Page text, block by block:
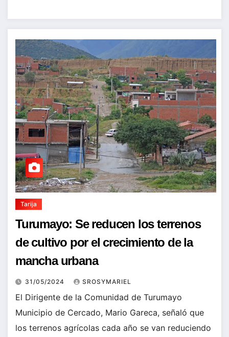
Tarija
Turumayo: Se reducen los terrenos
de cultivo por el crecimiento de la
mancha urbana
31/05/2024 SROSYMARIEL
El Dirigente de la Comunidad de Turumayo
Municipio de Cercado, Mario Gareca, señaló que
los terrenos agrícolas cada año se van reduciendo